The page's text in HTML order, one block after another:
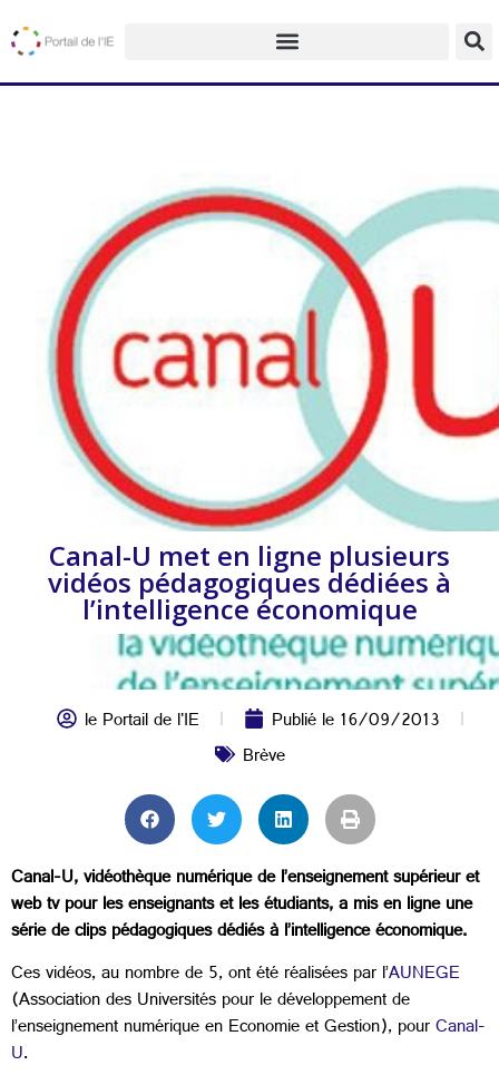
Canal-U met en ligne plusieurs
vidéos pédagogiques dédiées à
l’intelligence économique
le Portail de l'IE Publié le16/09/2013
Brève
Canal-U, vidéothèque numérique de l’enseignement supérieur et
web tv pour les enseignants et les étudiants, a mis en ligne une
série de clips pédagogiques dédiés à l’intelligence économique.
Ces vidéos, au nombre de 5, ont été réalisées par l’AUNEGE
(Association des Universités pour le développement de
l’enseignement numérique en Economie et Gestion), pourCanal-
U.